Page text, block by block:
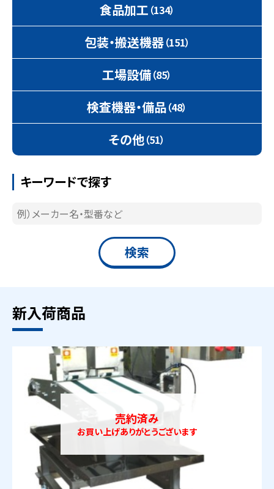
食品加工 （134）
包装・搬送機器（151）
工場設備（85）
検査機器・備品（48）
その他（51）
キーワードで探す
新入荷商品
売約済み
お買い上げありがとうございます